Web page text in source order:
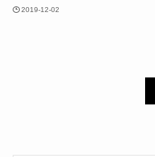
2019-12-02